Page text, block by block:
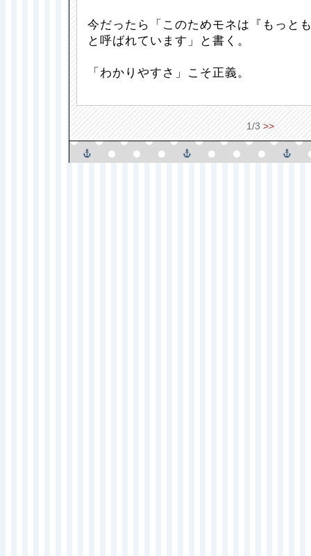
今だったら「このためモネは『もっと
と呼ばれています」と書く。
「わかりやすさ」こそ正義。
1/3>>